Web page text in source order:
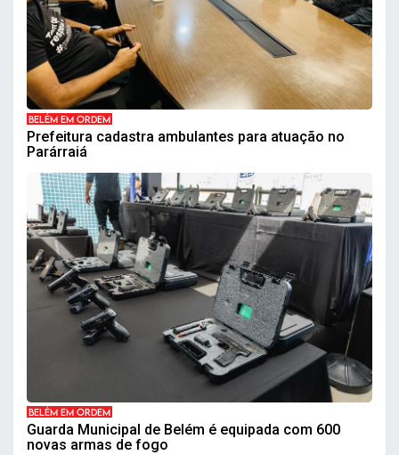
BELÉM EM ORDEM
Prefeitura cadastra ambulantes para atuação no
Parárraiá
BELÉM EM ORDEM
Guarda Municipal de Belém é equipada com 600
novas armas de fogo